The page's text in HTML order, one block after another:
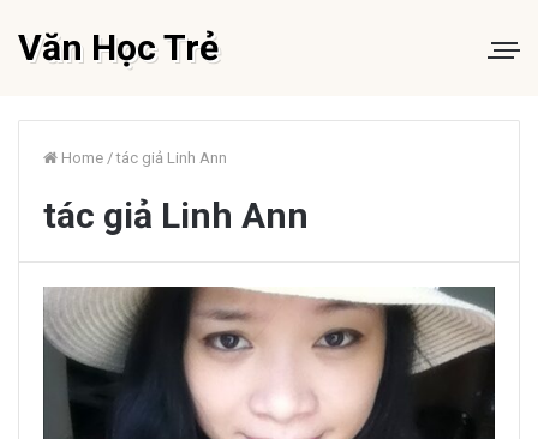
Văn Học Trẻ
Home / tác giả Linh Ann
tác giả Linh Ann